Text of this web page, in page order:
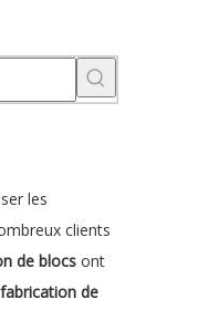
les
clients
de blocs ont
de